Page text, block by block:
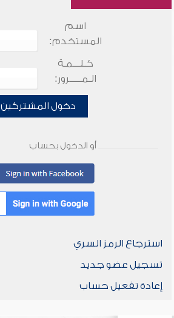
اسم
المستخدم:
كـلـــمـة
الـمـــــرور:
دخول المشتركين
أو الدخول بحساب
استرجاع الرمز السري
تسجيل عضو جديد
إعادة تفعيل حساب